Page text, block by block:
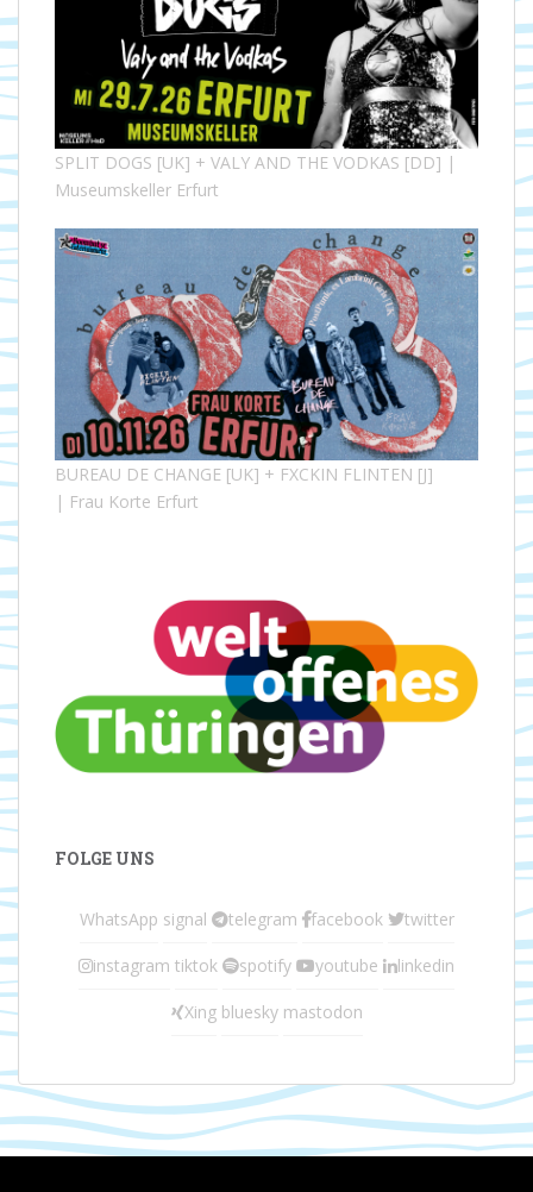
SPLIT DOGS [UK] + VALY AND THE VODKAS [DD] |
Museumskeller Erfurt
BUREAU DE CHANGE [UK] + FXCKIN FLINTEN [J]
| Frau Korte Erfurt
FOLGE UNS
WhatsApp signal telegram facebook twitter
instagram tiktok spotify youtube linkedin
Xing bluesky mastodon